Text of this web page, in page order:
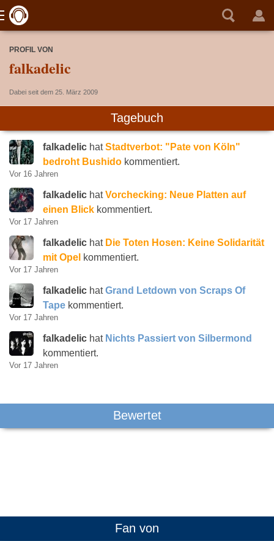
PROFIL VON
falkadelic
Dabei seit dem 25. März 2009
Tagebuch
falkadelic hatStadtverbot: "Pate von Köln"
bedroht Bushido kommentiert.
Vor 16 Jahren
falkadelic hatVorchecking: Neue Platten auf
einen Blick kommentiert.
Vor 17 Jahren
falkadelic hat Die Toten Hosen: Keine Solidarität
mit Opel kommentiert.
Vor 17 Jahren
falkadelic hatGrand Letdown von Scraps Of
Tape kommentiert.
Vor 17 Jahren
falkadelic hat Nichts Passiert von Silbermond
kommentiert.
Vor 17 Jahren
Bewertet
Fan von